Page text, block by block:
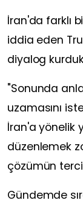
İran'da farklı
iddia eden
diyalog
"Sonunda
uzamasını
İran'a yönelik
düzenlemek
çözümün
Gündemde